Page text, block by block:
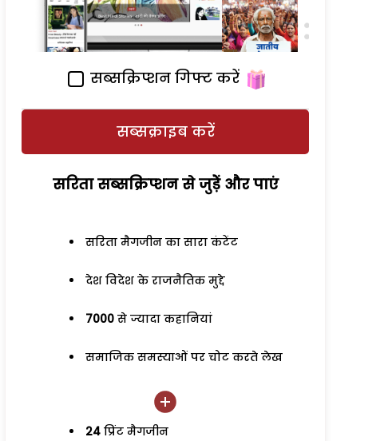
सब्सक्रिप्शन गिफ्ट करें
सब्सक्राइब करें
सरिता सब्सक्रिप्शन से जुड़ेें और पाएं
सरिता मैगजीन का सारा कंटेंट
देश विदेश के राजनैतिक मुद्दे
7000 से ज्यादा कहानियां
समाजिक समस्याओं पर चोट करते लेख
24 प्रिंट मैगजीन